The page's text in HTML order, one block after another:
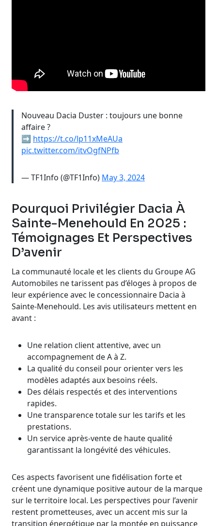
Nouveau Dacia Duster : toujours une bonne
affaire ?
➡️ https://t.co/lp11xMeAUa
pic.twitter.com/itvOgfNPfb
— TF1Info (@TF1Info) May 3, 2024
Pourquoi Privilégier Dacia À
Sainte-Menehould En 2025 :
Témoignages Et Perspectives
D’avenir
La communauté locale et les clients du Groupe AG
Automobiles ne tarissent pas d’éloges à propos de
leur expérience avec le concessionnaire Dacia à
Sainte-Menehould. Les avis utilisateurs mettent en
avant :
Une relation client attentive, avec un
accompagnement de A à Z.
La qualité du conseil pour orienter vers les
modèles adaptés aux besoins réels.
Des délais respectés et des interventions
rapides.
Une transparence totale sur les tarifs et les
prestations.
Un service après-vente de haute qualité
garantissant la longévité des véhicules.
Ces aspects favorisent une fidélisation forte et
créent une dynamique positive autour de la marque
sur le territoire local. Les perspectives pour l’avenir
restent prometteuses, avec un accent mis sur la
transition énergétique par la montée en puissance